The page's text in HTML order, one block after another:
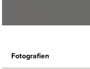
Fotografien